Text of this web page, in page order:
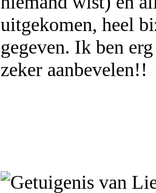
uitgekomen, heel
gegeven. Ik ben
zeker aanbevelen!!